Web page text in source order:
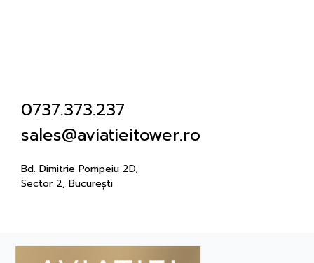
0737.373.237
sales@aviatieitower.ro
Bd. Dimitrie Pompeiu 2D,
Sector 2, București